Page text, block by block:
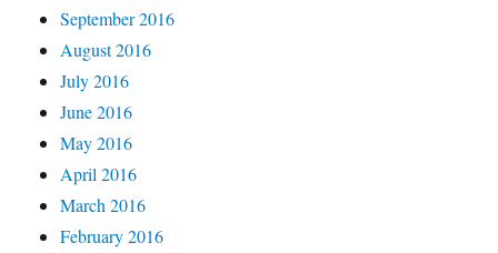
September 2016
August 2016
July 2016
June 2016
May 2016
April 2016
March 2016
February 2016